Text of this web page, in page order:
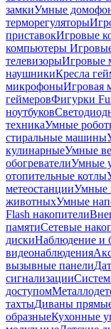
замкиУмные
терморегуляторы
приставокИгровые
компьютеры
телевизорыИгровые
наушникиКресла
микрофоныИгровая
геймеровФигурки
ноутбуков
техникаУмные
стиральные машины
кулинарныеУмные
обогревателиУмные
отопительные котлы
метеостанцииУмные
животныхУмные
Flash накопители
памятиСетевые
дискиНаблюдение и
видеонаблюдения
вызывные панели
сигнализации
доступом
тахтыДиваны
образныеКухонные